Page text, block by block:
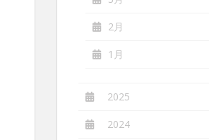
2月
1月
2025
2024